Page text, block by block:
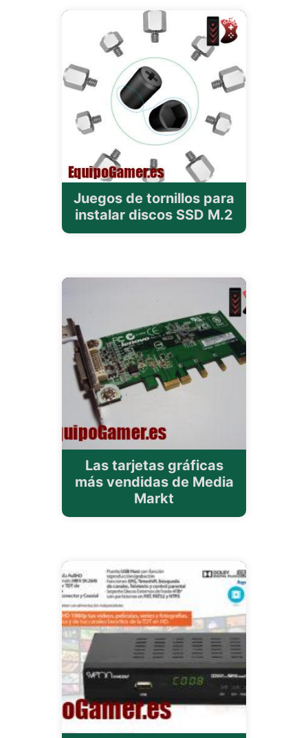
Juegos de tornillos para
instalar discos SSD M.2
Las tarjetas gráficas
más vendidas de Media
Markt